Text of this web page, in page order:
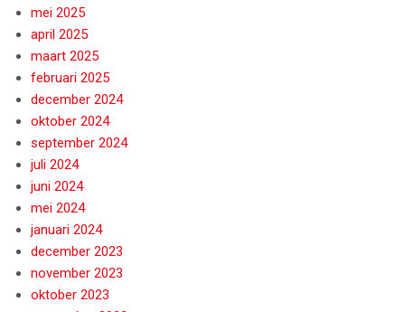
mei 2025
april 2025
maart 2025
februari 2025
december 2024
oktober 2024
september 2024
juli 2024
juni 2024
mei 2024
januari 2024
december 2023
november 2023
oktober 2023